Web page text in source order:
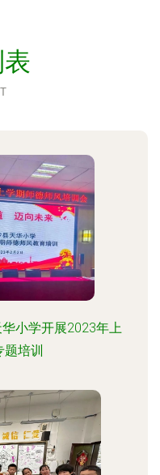
小学开展2023年上
培训